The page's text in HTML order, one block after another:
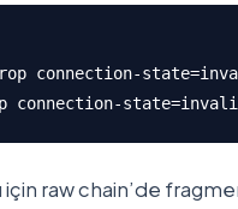
connection-
connection-
için raw chain’de